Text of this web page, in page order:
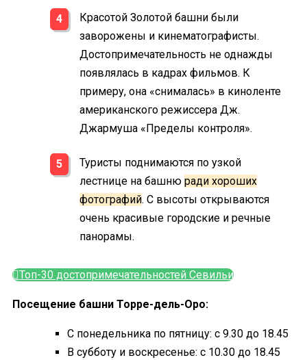
Красотой Золотой башни были
заворожены и кинематографисты.
Достопримечательность не однажды
появлялась в кадрах фильмов. К
примеру, она «снималась» в киноленте
американского режиссера Дж.
Джармуша «Пределы контроля».
Туристы поднимаются по узкой
лестнице на башню ради хороших
фотографий. С высоты открываются
очень красивые городские и речные
панорамы.
Топ-30 достопримечательностей Севильи
Посещение башни Торре-дель-Оро:
С понедельника по пятницу: с 9.30 до 18.45
В субботу и воскресенье: с 10.30 до 18.45